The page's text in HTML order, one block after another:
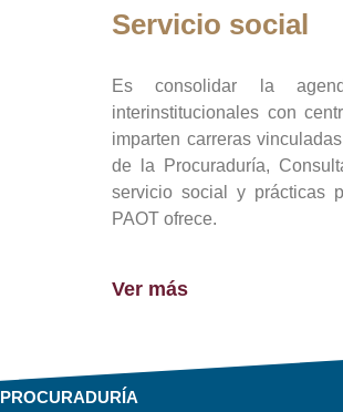
Servicio social
Es consolidar la
interinstitucionales con
imparten carreras
de la Procuraduría,
servicio social y prácticas
PAOT ofrece.
Ver más
PROCURADURÍA